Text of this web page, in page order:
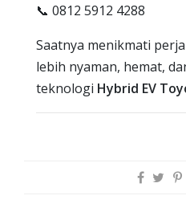
📞 0812 5912 4288
Saatnya menikmati
lebih nyaman, hemat,
teknologi Hybrid EV